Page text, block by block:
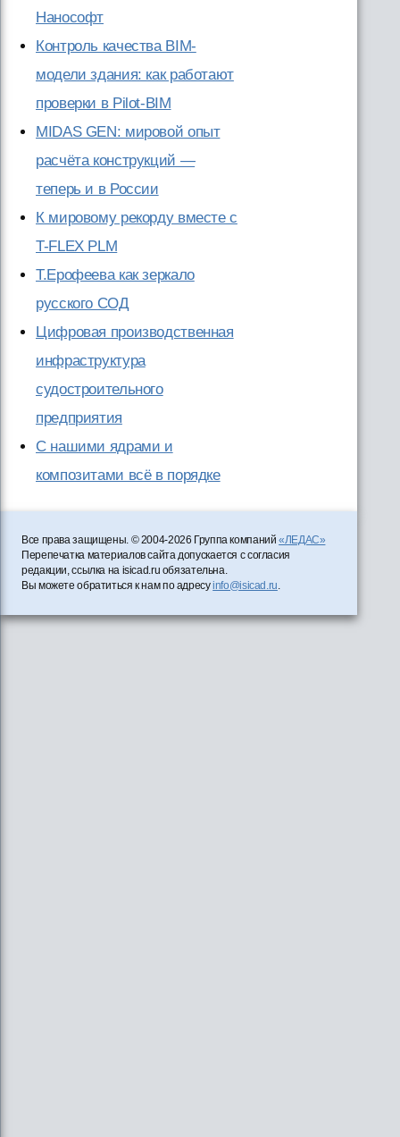
Нанософт
Контроль качества BIM-
модели здания: как работают
проверки в Pilot-BIM
MIDAS GEN: мировой опыт
расчёта конструкций —
теперь и в России
К мировому рекорду вместе с
T-FLEX PLM
Т.Ерофеева как зеркало
русского СОД
Цифровая производственная
инфраструктура
судостроительного
предприятия
С нашими ядрами и
композитами всё в порядке
Все права защищены. © 2004-2026 Группа компаний«ЛЕДАС»
Перепечатка материалов сайта допускается с согласия
редакции, ссылка на isicad.ru обязательна.
Вы можете обратиться к нам по адресуinfo@isicad.ru